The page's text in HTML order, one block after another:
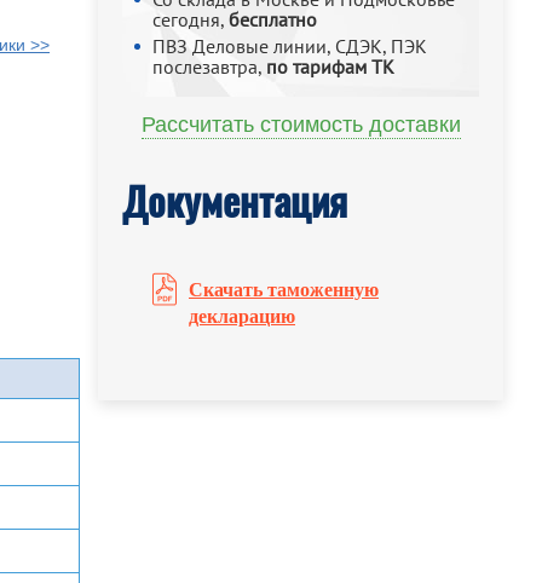
сегодня, бесплатно
ПВЗ Деловые линии, СДЭК, ПЭК
послезавтра, по тарифам ТК
Рассчитать стоимость доставки
Документация
Скачать таможенную
декларацию
>>